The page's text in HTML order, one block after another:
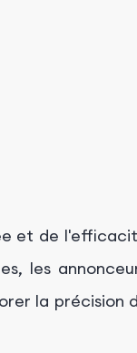
et de
les
la précision